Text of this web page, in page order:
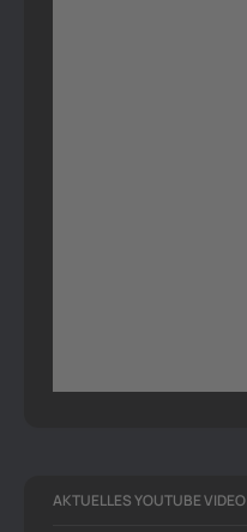
AKTUELLES YOUTUBE VIDEO